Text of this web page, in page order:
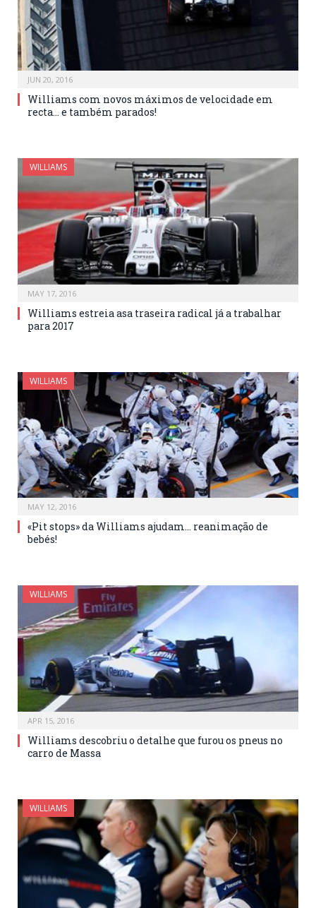
JUN 20, 2016
Williams com novos máximos de velocidade em
recta… e também parados!
WILLIAMS
MAY 17, 2016
Williams estreia asa traseira radical já a trabalhar
para 2017
WILLIAMS
MAY 12, 2016
«Pit stops» da Williams ajudam… reanimação de
bebés!
WILLIAMS
APR 15, 2016
Williams descobriu o detalhe que furou os pneus no
carro de Massa
WILLIAMS